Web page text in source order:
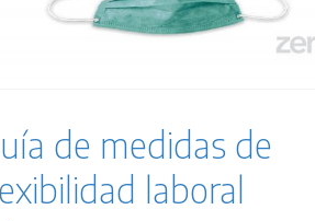
de medidas de
laboral